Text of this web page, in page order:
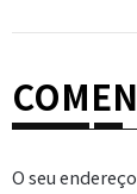
O seu